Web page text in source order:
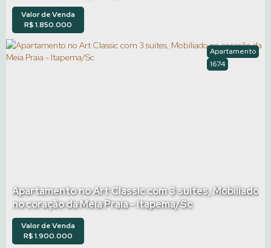
R$1.850.000
Valor de Venda
Apartamento no Art Classic com 3 suítes, Mobiliado
no coração da Meia Praia - Itapema/Sc
1674
Apartamento
R$1.900.000
Valor de Venda